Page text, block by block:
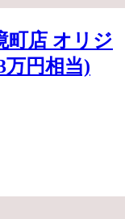
町店 オリジ
円相当)